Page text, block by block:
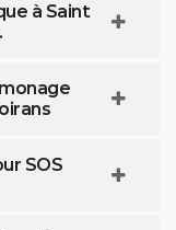
à Saint
SOS